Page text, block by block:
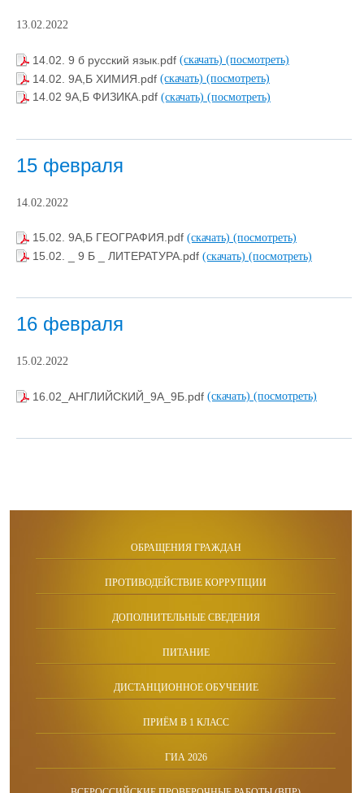
13.02.2022
14.02. 9 б русский язык.pdf (скачать) (посмотреть)
14.02. 9А,Б ХИМИЯ.pdf (скачать) (посмотреть)
14.02 9А,Б ФИЗИКА.pdf (скачать) (посмотреть)
15 февраля
14.02.2022
15.02. 9А,Б ГЕОГРАФИЯ.pdf (скачать) (посмотреть)
15.02. _ 9 Б _ ЛИТЕРАТУРА.pdf (скачать) (посмотреть)
16 февраля
15.02.2022
16.02_АНГЛИЙСКИЙ_9А_9Б.pdf (скачать) (посмотреть)
ОБРАЩЕНИЯ ГРАЖДАН
ПРОТИВОДЕЙСТВИЕ КОРРУПЦИИ
ДОПОЛНИТЕЛЬНЫЕ СВЕДЕНИЯ
ПИТАНИЕ
ДИСТАНЦИОННОЕ ОБУЧЕНИЕ
ПРИЁМ В 1 КЛАСС
ГИА 2026